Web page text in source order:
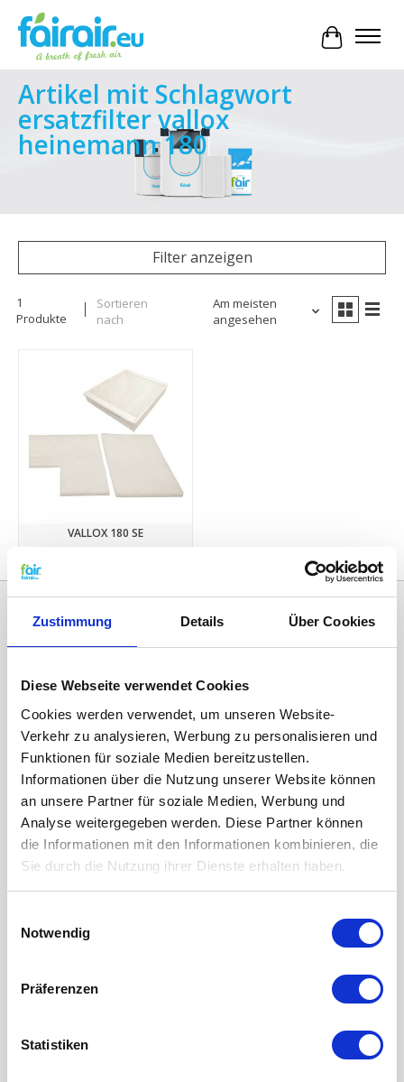
Zustimmung Details Über Cookies
Diese Webseite verwendet Cookies
Cookies werden verwendet, um unseren Website-
Verkehr zu analysieren, Werbung zu personalisieren und
Funktionen für soziale Medien bereitzustellen.
Informationen über die Nutzung unserer Website können
an unsere Partner für soziale Medien, Werbung und
Analyse weitergegeben werden. Diese Partner können
die Informationen mit den Informationen kombinieren, die
Sie durch die Nutzung ihrer Dienste erhalten haben.
Notwendig
Präferenzen
Statistiken
Ihr
Artikel mit Schlagwort
ersatzfilter vallox
heinemann 180
Filter anzeigen
1
Produkte
Sortieren
nach
Am meisten
angesehen
VALLOX 180 SE
Kategorien
ERSATZFILTER / GERÄTEFILTER
LUFTHEIZUNG FILTER
FILTERMATTEN / TÜCHER
KEGELFILTER
Wartung der Lüftungsanlage